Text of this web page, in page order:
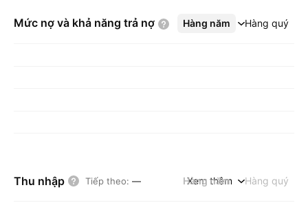
Mức nợ và khả năng trả nợ Hàng năm Hàng quý
Xem thêm
Thu nhập Tiếp theo: — Hàng năm Hàng quý
Xem thêm